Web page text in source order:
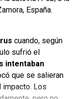
de que el
como
la
el vendedor para
España.
cuando, según
sufrió el
intentaban
que se salieran
impacto. Los